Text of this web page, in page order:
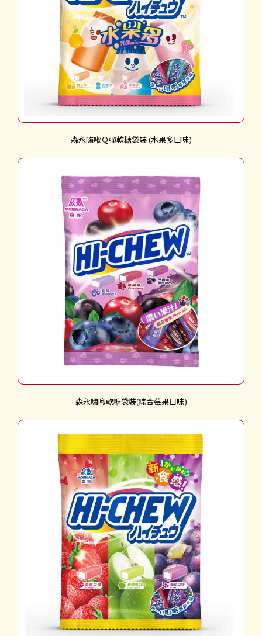
森永嗨啾Ｑ彈軟糖袋裝 (水果多口味)
森永嗨啾軟糖袋裝(綜合莓果口味)